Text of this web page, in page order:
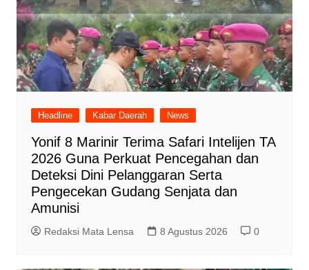
Headline Kabar Daerah News
Yonif 8 Marinir Terima Safari Intelijen TA
2026 Guna Perkuat Pencegahan dan
Deteksi Dini Pelanggaran Serta
Pengecekan Gudang Senjata dan
Amunisi
Redaksi Mata Lensa 8 Agustus 2026 0